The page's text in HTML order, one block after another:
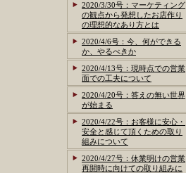
2020/3/30号：マーケティング
の観点から発想したお店作り
の理想的なあり方とは
2020/4/6号：今、何ができる
か、やるべきか
2020/4/13号：現時点での営業
面での工夫について
2020/4/20号：答えの無い世界
が始まる
2020/4/22号：お客様に安心・
安全と感じて頂くための取り
組みについて
2020/4/27号：休業明けの営業
再開時に向けての取り組みに